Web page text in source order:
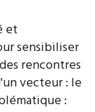
et
sensibiliser
rencontres
vecteur : le
: